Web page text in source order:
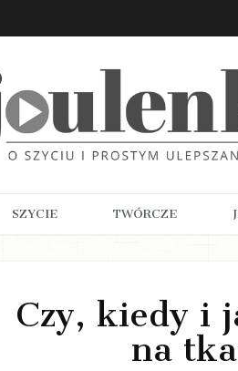
SZYCIE TWÓRCZE
Czy, kiedy i
na